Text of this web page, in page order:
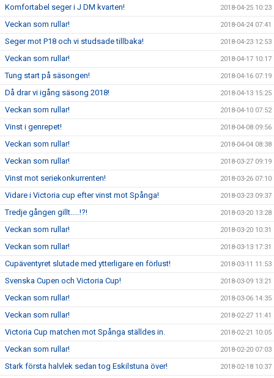
Komfortabel seger i J DM kvarten! 2018-04-25 10:23
Veckan som rullar! 2018-04-24 07:41
Seger mot P18 och vi studsade tillbaka! 2018-04-23 12:53
Veckan som rullar! 2018-04-17 10:17
Tung start på säsongen! 2018-04-16 07:19
Då drar vi igång säsong 2018! 2018-04-13 15:25
Veckan som rullar! 2018-04-10 07:52
Vinst i genrepet! 2018-04-08 09:56
Veckan som rullar! 2018-04-04 08:38
Veckan som rullar! 2018-03-27 09:19
Vinst mot seriekonkurrenten! 2018-03-26 07:10
Vidare i Victoria cup efter vinst mot Spånga! 2018-03-23 09:37
Tredje gången gillt.....!?! 2018-03-20 13:28
Veckan som rullar! 2018-03-20 10:31
Veckan som rullar! 2018-03-13 17:31
Cupäventyret slutade med ytterligare en förlust! 2018-03-11 11:53
Svenska Cupen och Victoria Cup! 2018-03-09 13:21
Veckan som rullar! 2018-03-06 14:35
Veckan som rullar! 2018-02-27 11:41
Victoria Cup matchen mot Spånga ställdes in. 2018-02-21 10:05
Veckan som rullar! 2018-02-20 07:03
Stark första halvlek sedan tog Eskilstuna över! 2018-02-18 10:37